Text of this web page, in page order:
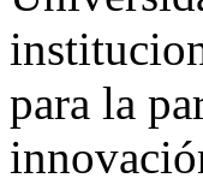
para la